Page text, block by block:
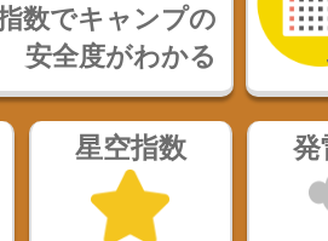
数でキャンプの
安全度がわかる
星空指数 発